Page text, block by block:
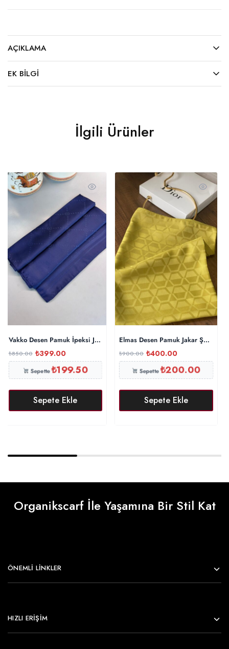
AÇIKLAMA
EK BILGI
İlgili Ürünler
Vakko Desen Pamuk İpeksi Jakar Şal-53354-Gece Mavi
₺850.00 ₺399.00
Sepette₺199.50
Sepete Ekle
Elmas Desen Pamuk Jakar Şal –
₺900.00 ₺400.00
Sepette₺200.00
Sepete Ekle
Organikscarf İle Yaşamına Bir Stil Kat
ÖNEMLI LINKLER
HIZLI ERİŞİM